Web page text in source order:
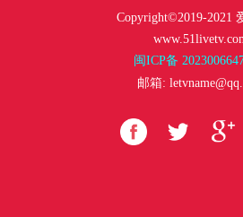
Copyright©2019-2021
闽ICP备
邮箱: